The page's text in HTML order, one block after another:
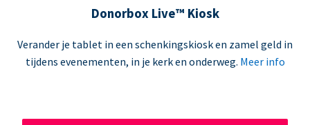
Donorbox Live™ Kiosk
Verander je tablet in een schenkingskiosk en zamel geld in
tijdens evenementen, in je kerk en onderweg. Meer info